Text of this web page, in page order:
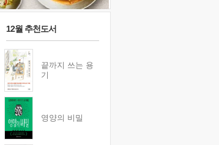
12월 추천도서
끝까지 쓰는 용
기
영양의 비밀